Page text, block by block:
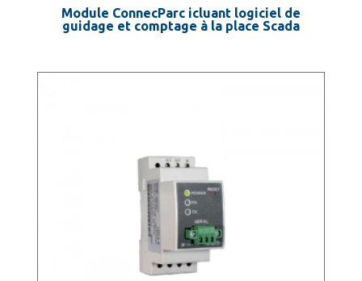
Module ConnecParc icluant logiciel de
guidage et comptage à la place Scada